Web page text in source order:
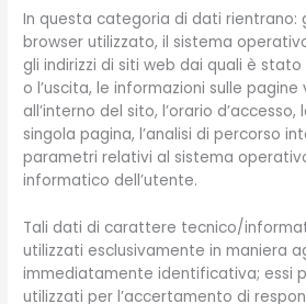
In questa categoria di dati rientrano:
browser utilizzato, il sistema
gli indirizzi di siti web dai quali è
o l’uscita, le informazioni sulle
all’interno del sito, l’orario
singola pagina, l’analisi di percorso
parametri relativi al sistema
informatico dell’utente.
Tali dati di carattere tecnico/
utilizzati esclusivamente in maniera
immediatamente identificativa; essi
utilizzati per l’accertamento di